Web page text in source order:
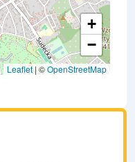
+
−
Leaflet| ©OpenStreetMap